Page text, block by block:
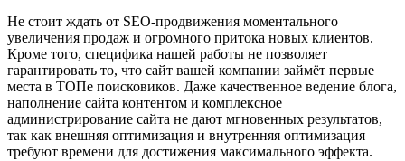
Не стоит ждать от SEO-продвижения моментального
увеличения продаж и огромного притока новых клиентов.
Кроме того, специфика нашей работы не позволяет
гарантировать то, что сайт вашей компании займёт первые
места в ТОПе поисковиков. Даже качественное ведение блога,
наполнение сайта контентом и комплексное
администрирование сайта не дают мгновенных результатов,
так как внешняя оптимизация и внутренняя оптимизация
требуют времени для достижения максимального эффекта.